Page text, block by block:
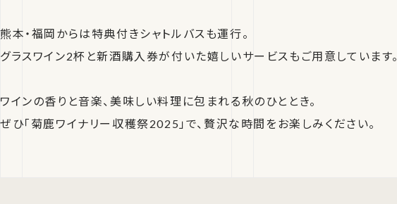
熊本・福岡からは特典付きシャトルバスも運行。
グラスワイン2杯と新酒購入券が付いた嬉しいサービスもご用意しています。
ワインの香りと音楽、美味しい料理に包まれる秋のひととき。
ぜひ「菊鹿ワイナリー収穫祭2025」で、贅沢な時間をお楽しみください。